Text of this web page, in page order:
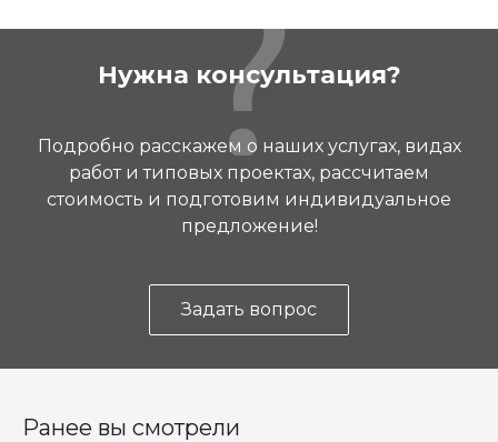
Нужна консультация?
Подробно расскажем о наших услугах, видах
работ и типовых проектах, рассчитаем
стоимость и подготовим индивидуальное
предложение!
Задать вопрос
Ранее вы смотрели